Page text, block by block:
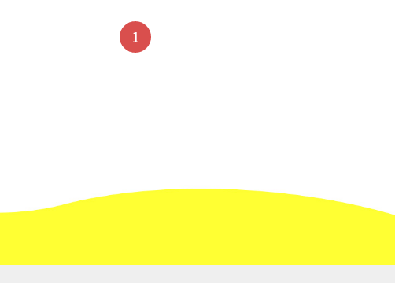
為看了學長們變形金剛三人組的創作歷程及電影，也期待著創
用拍攝或繪製的連續照片、圖像製作出會動的影像的教具，像
索動畫帶來的奧妙！除此之外，當然還有因著自己的興趣、喜
不同形式的逐格動畫，也是孩子們的心血結晶。尤以《花開了
花開花謝並不代表結束，當種子落下的那一刻又是新生命的開
真的非常感謝信誼為我們開了一扇嶄新的窗，讓我們不僅走在
著孩子的舊回憶。「老師！我還要拍第二集！」響亮又雀躍的
戲，讓孩子有機會思考、想像及動手操作，在小群體的密切互
1